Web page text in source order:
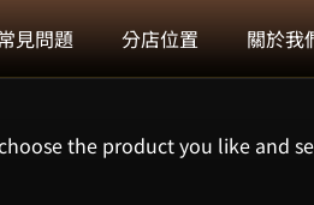
見問題 分店位置 關於我
the product you like and